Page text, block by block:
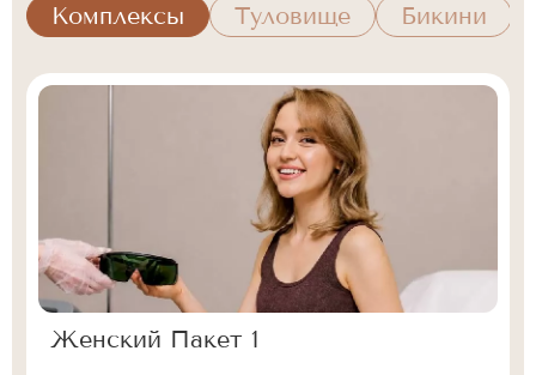
Комплексы Туловище Бикини
Женский Пакет 1